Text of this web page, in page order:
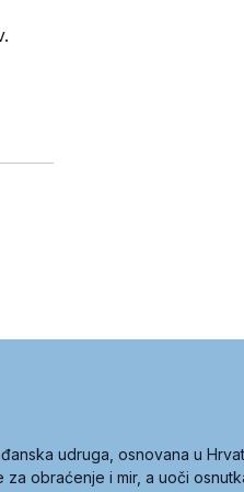
udruga, osnovana u
obraćenje i mir, a uoči